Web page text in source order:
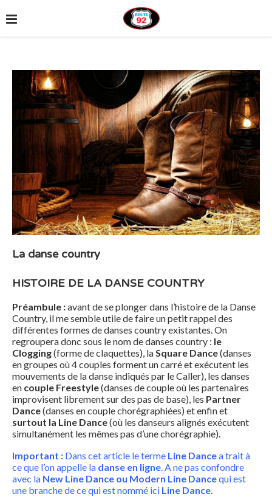
La danse country
HISTOIRE DE LA DANSE COUNTRY
Préambule :avant de se plonger dans l’histoire de la Danse
Country, il me semble utile de faire un petit rappel des
différentes formes de danses country existantes. On
regroupera donc sous le nom de danses country : le
Clogging(forme de claquettes), laSquare Dance(danses
en groupes où 4 couples forment un carré et exécutent les
mouvements de la danse indiqués par le Caller), les danses
en couple Freestyle(danses de couple où les partenaires
improvisent librement sur des pas de base), les Partner
Dance(danses en couple chorégraphiées) et enfin et
surtout la Line Dance(où les danseurs alignés exécutent
simultanément les mêmes pas d’une chorégraphie).
Important : Dans cet article le terme Line Dancea trait à
ce que l’on appelle la danse en ligne. A ne pas confondre
avec la New Line Dance ou Modern Line Dancequi est
une branche de ce qui est nommé ici Line Dance.